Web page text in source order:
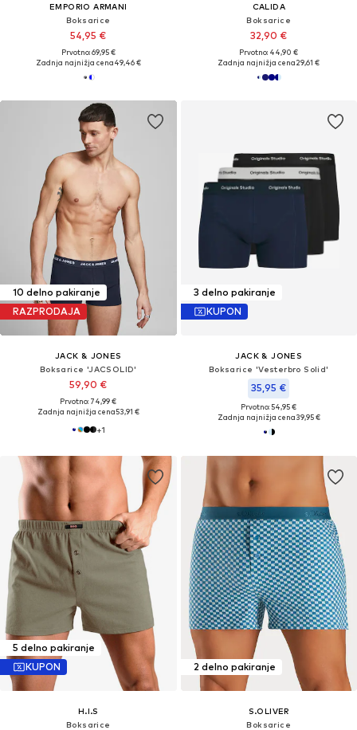
EMPORIO ARMANI
Boksarice
54,95 €
Prvotno: 69,95 €
Zadnja najnižja cena49,46 €
CALIDA
Boksarice
32,90 €
Prvotno: 44,90 €
Zadnja najnižja cena29,61 €
10 delno pakiranje
RAZPRODAJA
JACK & JONES
Boksarice 'JACSOLID'
59,90 €
Prvotno: 74,99 €
Zadnja najnižja cena53,91 €
+1
3 delno pakiranje
KUPON
JACK & JONES
Boksarice 'Vesterbro Solid'
35,95 €
Prvotno: 54,95 €
Zadnja najnižja cena39,95 €
5 delno pakiranje
KUPON
H.I.S
Boksarice
2 delno pakiranje
S.OLIVER
Boksarice